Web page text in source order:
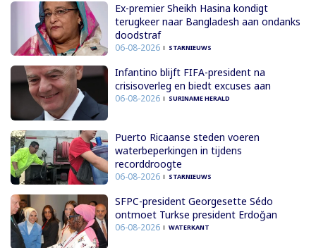
Ex-premier Sheikh Hasina kondigt
terugkeer naar Bangladesh aan ondanks
doodstraf
06-08-2026 STARNIEUWS
Infantino blijft FIFA-president na
crisisoverleg en biedt excuses aan
06-08-2026 SURINAME HERALD
Puerto Ricaanse steden voeren
waterbeperkingen in tijdens
recorddroogte
06-08-2026 STARNIEUWS
SFPC-president Georgesette Sédo
ontmoet Turkse president Erdoğan
06-08-2026 WATERKANT